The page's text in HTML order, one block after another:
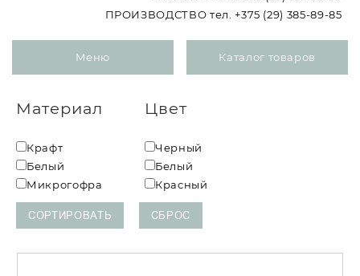
ПРОИЗВОДСТВО тел. +375 (29) 385-89-85
Меню Каталог товаров
Материал
Крафт
Белый
Микрогофра
Цвет
Черный
Белый
Красный